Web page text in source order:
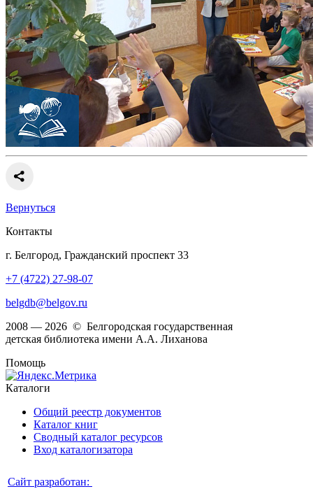
Вернуться
Контакты
г. Белгород, Гражданский проспект 33
+7 (4722) 27-98-07
belgdb@belgov.ru
2008 — 2026 © Белгородская государственная
детская библиотека имени А.А. Лиханова
Помощь
Каталоги
Общий реестр документов
Каталог книг
Сводный каталог ресурсов
Вход каталогизатора
Сайт разработан: